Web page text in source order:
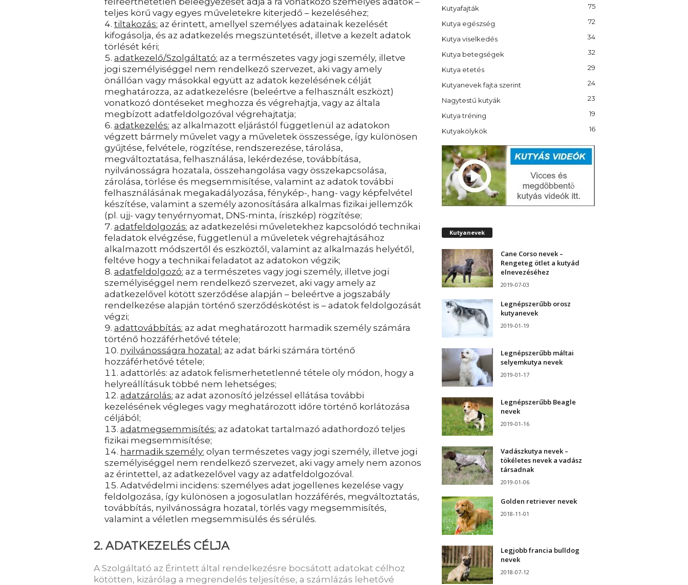
teljes körű vagy egyes műveletekre kiterjedő – kezeléséhez;
tiltakozás: az érintett, amellyel személyes adatainak kezelését
kifogásolja, és az adatkezelés megszüntetését, illetve a kezelt adatok
törlését kéri;
adatkezelő/Szolgáltató: az a természetes vagy jogi személy, illetve
jogi személyiséggel nem rendelkező szervezet, aki vagy amely
önállóan vagy másokkal együtt az adatok kezelésének célját
meghatározza, az adatkezelésre (beleértve a felhasznált eszközt)
vonatkozó döntéseket meghozza és végrehajtja, vagy az általa
megbízott adatfeldolgozóval végrehajtatja;
adatkezelés: az alkalmazott eljárástól függetlenül az adatokon
végzett bármely művelet vagy a műveletek összessége, így különösen
gyűjtése, felvétele, rögzítése, rendszerezése, tárolása,
megváltoztatása, felhasználása, lekérdezése, továbbítása,
nyilvánosságra hozatala, összehangolása vagy összekapcsolása,
zárolása, törlése és megsemmisítése, valamint az adatok további
felhasználásának megakadályozása, fénykép-, hang- vagy képfelvétel
készítése, valamint a személy azonosítására alkalmas fizikai jellemzők
(pl. ujj- vagy tenyérnyomat, DNS-minta, íriszkép) rögzítése;
adatfeldolgozás: az adatkezelési műveletekhez kapcsolódó technikai
feladatok elvégzése, függetlenül a műveletek végrehajtásához
alkalmazott módszertől és eszköztől, valamint az alkalmazás helyétől,
feltéve hogy a technikai feladatot az adatokon végzik;
adatfeldolgozó: az a természetes vagy jogi személy, illetve jogi
személyiséggel nem rendelkező szervezet, aki vagy amely az
adatkezelővel kötött szerződése alapján – beleértve a jogszabály
rendelkezése alapján történő szerződéskötést is – adatok feldolgozását
végzi;
adattovábbítás: az adat meghatározott harmadik személy számára
történő hozzáférhetővé tétele;
nyilvánosságra hozatal: az adat bárki számára történő
hozzáférhetővé tétele;
adattörlés: az adatok felismerhetetlenné tétele oly módon, hogy a
helyreállításuk többé nem lehetséges;
adatzárolás: az adat azonosító jelzéssel ellátása további
kezelésének végleges vagy meghatározott időre történő korlátozása
céljából;
adatmegsemmisítés: az adatokat tartalmazó adathordozó teljes
fizikai megsemmisítése;
harmadik személy: olyan természetes vagy jogi személy, illetve jogi
személyiséggel nem rendelkező szervezet, aki vagy amely nem azonos
az érintettel, az adatkezelővel vagy az adatfeldolgozóval.
Adatvédelmi incidens: személyes adat jogellenes kezelése vagy
feldolgozása, így különösen a jogosulatlan hozzáférés, megváltoztatás,
továbbítás, nyilvánosságra hozatal, törlés vagy megsemmisítés,
valamint a véletlen megsemmisülés és sérülés.
2. ADATKEZELÉS CÉLJA
A Szolgáltató az Érintett által rendelkezésre bocsátott adatokat célhoz
kötötten, kizárólag a megrendelés teljesítése, a számlázás lehetővé
Kutyafajták 75
Kutya egészség 72
Kutya viselkedés 34
Kutya betegségek 32
Kutya etetés 29
Kutyanevek fajta szerint 24
Nagytestű kutyák 23
Kutya tréning 19
Kutyakölykök 16
Kutyanevek
Cane Corso nevek –
Rengeteg ötlet a kutyád
elnevezéséhez
2019-07-03
Legnépszerűbb orosz
kutyanevek
2019-01-19
Legnépszerűbb máltai
selyemkutya nevek
2019-01-17
Legnépszerűbb Beagle
nevek
2019-01-16
Vadászkutya nevek –
tökéletes nevek a vadász
társadnak
2019-01-06
Golden retriever nevek
2018-11-01
Legjobb francia bulldog
nevek
2018-07-12